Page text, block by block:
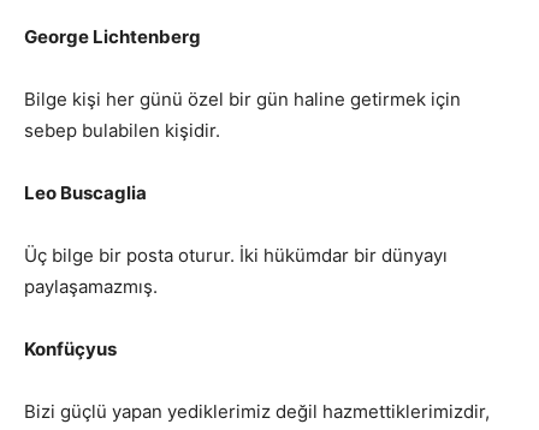
George Lichtenberg
Bilge kişi her günü özel bir gün haline getirmek için
sebep bulabilen kişidir.
Leo Buscaglia
Üç bilge bir posta oturur. İki hükümdar bir dünyayı
paylaşamazmış.
Konfüçyus
Bizi güçlü yapan yediklerimiz değil hazmettiklerimizdir,